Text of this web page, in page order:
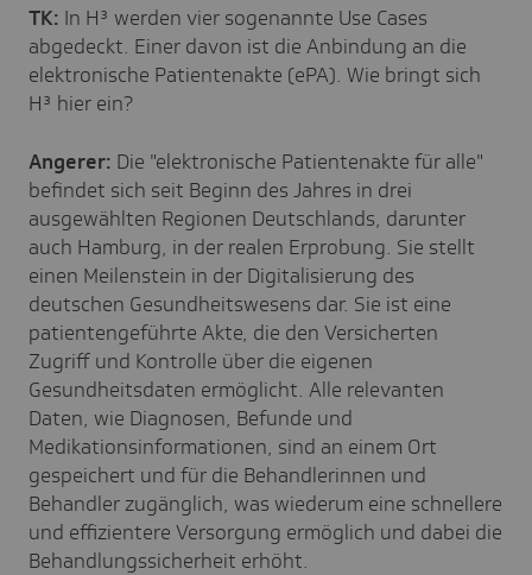
TK: In H³ werden vier sogenannte Use Cases
abgedeckt. Einer davon ist die Anbindung an die
elektronische Patientenakte (ePA). Wie bringt sich
H³ hier ein?
Angerer: Die "elektronische Patientenakte für alle"
befindet sich seit Beginn des Jahres in drei
ausgewählten Regionen Deutschlands, darunter
auch Hamburg, in der realen Erprobung. Sie stellt
einen Meilenstein in der Digitalisierung des
deutschen Gesundheitswesens dar. Sie ist eine
patientengeführte Akte, die den Versicherten
Zugriff und Kontrolle über die eigenen
Gesundheitsdaten ermöglicht. Alle relevanten
Daten, wie Diagnosen, Befunde und
Medikationsinformationen, sind an einem Ort
gespeichert und für die Behandlerinnen und
Behandler zugänglich, was wiederum eine schnellere
und effizientere Versorgung ermöglich und dabei die
Behandlungssicherheit erhöht.